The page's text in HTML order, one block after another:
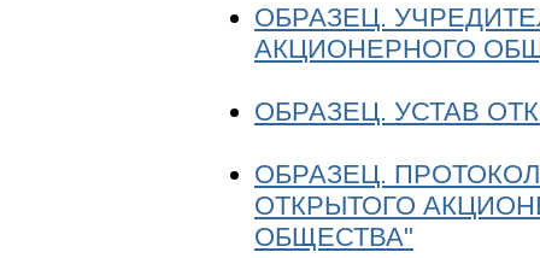
ОБРАЗЕЦ.
АКЦИОНЕРНОГО
ОБРАЗЕЦ. УСТАВ
ОБРАЗЕЦ.
ОТКРЫТОГО
ОБЩЕСТВА"